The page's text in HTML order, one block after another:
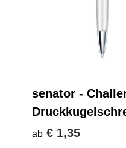
senator -
ab € 1,35